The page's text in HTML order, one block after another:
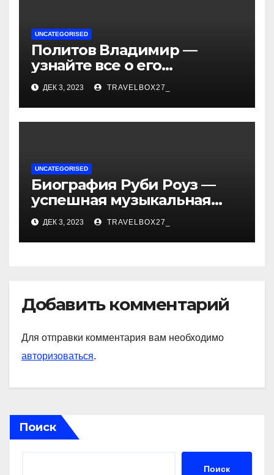
UNCATEGORISED
Политов Владимир —
узнайте все о его
биографии, возрасте и
впечатляющих
достижениях!
ДЕК 3, 2023 TRAVELBOX27_
UNCATEGORISED
Биография Руби Роуз —
успешная музыкальная
карьера, личная жизнь и
знаковые достижения
ДЕК 3, 2023 TRAVELBOX27_
Добавить комментарий
Для отправки комментария вам необходимо
авторизоваться.
Поиск
Поиск